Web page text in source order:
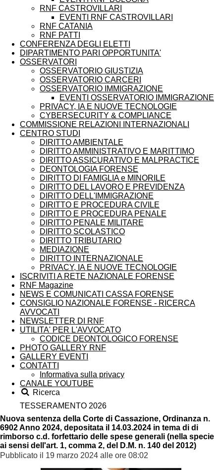
RNF CASTROVILLARI
EVENTI RNF CASTROVILLARI
RNF CATANIA
RNF PATTI
CONFERENZA DEGLI ELETTI
DIPARTIMENTO PARI OPPORTUNITA'
OSSERVATORI
OSSERVATORIO GIUSTIZIA
OSSERVATORIO CARCERI
OSSERVATORIO IMMIGRAZIONE
EVENTI OSSERVATORIO IMMIGRAZIONE
PRIVACY, IA E NUOVE TECNOLOGIE
CYBERSECURITY & COMPLIANCE
COMMISSIONE RELAZIONI INTERNAZIONALI
CENTRO STUDI
DIRITTO AMBIENTALE
DIRITTO AMMINISTRATIVO E MARITTIMO
DIRITTO ASSICURATIVO E MALPRACTICE
DEONTOLOGIA FORENSE
DIRITTO DI FAMIGLIA e MINORILE
DIRITTO DEL LAVORO E PREVIDENZA
DIRITTO DELL'IMMIGRAZIONE
DIRITTO E PROCEDURA CIVILE
DIRITTO E PROCEDURA PENALE
DIRITTO PENALE MILITARE
DIRITTO SCOLASTICO
DIRITTO TRIBUTARIO
MEDIAZIONE
DIRITTO INTERNAZIONALE
PRIVACY, IA E NUOVE TECNOLOGIE
ISCRIVITI A RETE NAZIONALE FORENSE
RNF Magazine
NEWS E COMUNICATI CASSA FORENSE
CONSIGLIO NAZIONALE FORENSE - RICERCA
AVVOCATI
NEWSLETTER DI RNF
UTILITA' PER L'AVVOCATO
CODICE DEONTOLOGICO FORENSE
PHOTO GALLERY RNF
GALLERY EVENTI
CONTATTI
Informativa sulla privacy
CANALE YOUTUBE
Ricerca
TESSERAMENTO 2026
Nuova sentenza della Corte di Cassazione, Ordinanza n.
6902 Anno 2024, depositata il 14.03.2024 in tema di di
rimborso c.d. forfettario delle spese generali (nella specie
ai sensi dell'art. 1, comma 2, del D.M. n. 140 del 2012)
Pubblicato il 19 marzo 2024 alle ore 08:02